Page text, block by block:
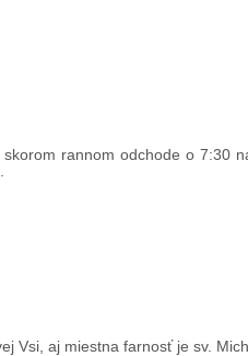
rannom odchode o 7:30
Vsi, aj miestna farnosť je sv.